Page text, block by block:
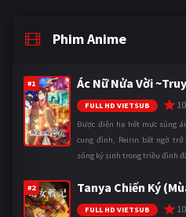
Phim Anime
#1 Ác Nữ Nửa Vời
FULL HD VIETSUB 10
Được điện hạ hết mực sủng
cung đình, Reirin bất ngờ trở
sống ký sinh trong triều đình
#2 Tanya Chiến Ký
FULL HD VIETSUB 10